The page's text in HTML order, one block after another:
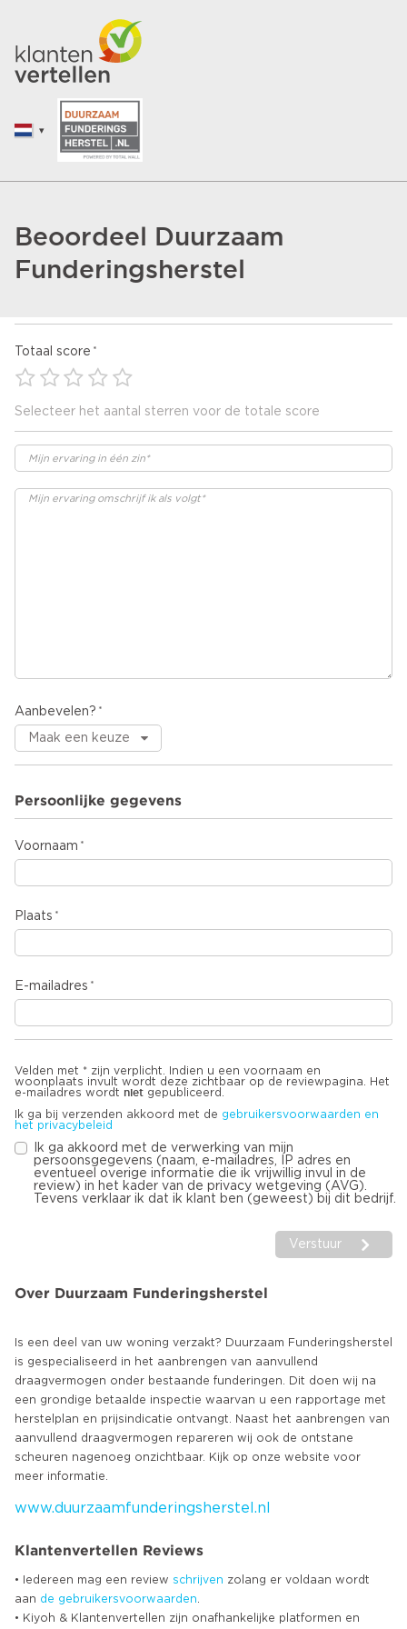
Beoordeel Duurzaam
Funderingsherstel
Totaal score
Selecteer het aantal sterren voor de totale score
Aanbevelen?
Persoonlijke gegevens
Voornaam
Plaats
E-mailadres
Velden met * zijn verplicht. Indien u een voornaam en
woonplaats invult wordt deze zichtbaar op de reviewpagina. Het
e-mailadres wordt niet gepubliceerd.
Ik ga bij verzenden akkoord met de gebruikersvoorwaarden en
het privacybeleid
Ik ga akkoord met de verwerking van mijn
persoonsgegevens (naam, e-mailadres, IP adres en
eventueel overige informatie die ik vrijwillig invul in de
review) in het kader van de privacy wetgeving (AVG).
Tevens verklaar ik dat ik klant ben (geweest) bij dit bedrijf.
Verstuur
Over Duurzaam Funderingsherstel
Is een deel van uw woning verzakt? Duurzaam Funderingsherstel
is gespecialiseerd in het aanbrengen van aanvullend
draagvermogen onder bestaande funderingen. Dit doen wij na
een grondige betaalde inspectie waarvan u een rapportage met
herstelplan en prijsindicatie ontvangt. Naast het aanbrengen van
aanvullend draagvermogen repareren wij ook de ontstane
scheuren nagenoeg onzichtbaar. Kijk op onze website voor
www.duurzaamfunderingsherstel.nl
Klantenvertellen Reviews
• Iedereen mag een review schrijven zolang er voldaan wordt
aan de gebruikersvoorwaarden
• Kiyoh & Klantenvertellen zijn onafhankelijke platformen en